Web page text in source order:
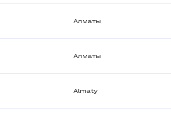
Алматы
Алматы
Almaty